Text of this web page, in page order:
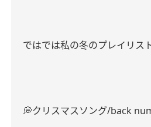
ではでは私の冬のプレイリス
💭クリスマスソング/back